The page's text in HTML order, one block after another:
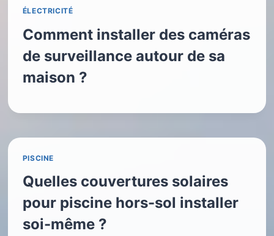
ÉLECTRICITÉ
Comment installer des caméras
de surveillance autour de sa
maison ?
PISCINE
Quelles couvertures solaires
pour piscine hors-sol installer
soi-même ?